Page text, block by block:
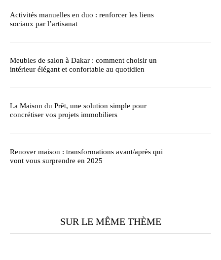
Activités manuelles en duo : renforcer les liens
sociaux par l’artisanat
Meubles de salon à Dakar : comment choisir un
intérieur élégant et confortable au quotidien
La Maison du Prêt, une solution simple pour
concrétiser vos projets immobiliers
Renover maison : transformations avant/après qui
vont vous surprendre en 2025
SUR LE MÊME THÈME